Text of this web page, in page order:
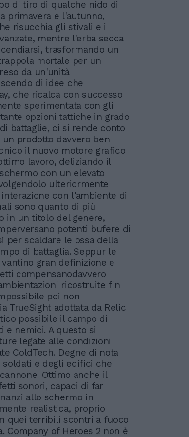
di tiro di qualche nido di
primavera e l'autunno,
risucchia gli stivali e i
mentre l'erba secca
trasformando un
mortale per un
da un'unità
di idee che
che ricalca con successo
sperimentata con gli
opzioni tattiche in grado
battaglie, ci si rende conto
prodotto davvero ben
il nuovo motore grafico
lavoro, deliziando il
con un elevato
ulteriormente
con l'ambiente di
sono quanto di più
in un titolo del genere,
potenti bufere di
per scaldare le ossa della
di battaglia. Seppur le
gran definizione e
compensanodavvero
ricostruite fin
poi non
TrueSight adottata da Relic
possibile il campo di
e nemici. A questo si
legate alle condizioni
ColdTech. Degne di nota
soldati e degli edifici che
Ottimo anche il
sonori, capaci di far
allo schermo in
realistica, proprio
quei terribili scontri a fuoco
Company of Heroes 2 non è